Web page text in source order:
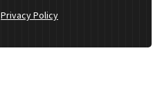
Privacy Policy